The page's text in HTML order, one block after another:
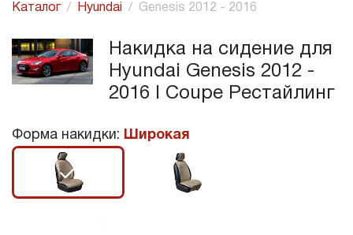
Каталог Hyundai Genesis 2012 - 2016
Накидка на сидение для
Hyundai Genesis 2012 -
2016 I Coupe Рестайлинг
Форма накидки: Широкая
r